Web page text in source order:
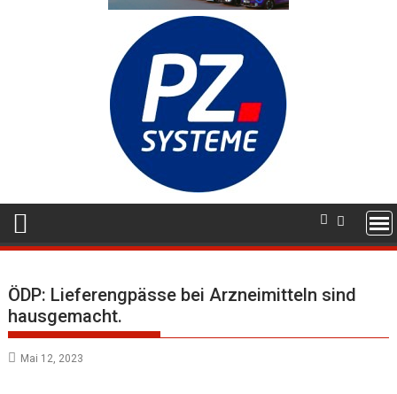
ÖDP: Lieferengpässe bei Arzneimitteln sind
hausgemacht.
Mai 12, 2023